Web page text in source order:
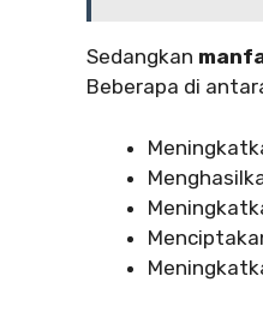
Sedangkan
Beberapa di